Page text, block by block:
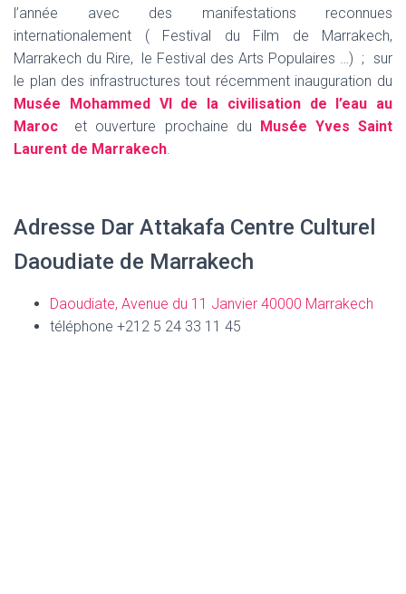
l’année avec des manifestations reconnues
internationalement ( Festival du Film de Marrakech,
Marrakech du Rire, le Festival des Arts Populaires …) ; sur
le plan des infrastructures tout récemment inauguration du
Musée Mohammed VI de la civilisation de l’eau au
Maroc et ouverture prochaine du Musée Yves Saint
Laurent de Marrakech.
Adresse Dar Attakafa Centre Culturel
Daoudiate de Marrakech
Daoudiate, Avenue du 11 Janvier 40000 Marrakech
téléphone +212 5 24 33 11 45